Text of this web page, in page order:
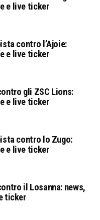
e live ticker
contro l’Ajoie:
e live ticker
gli ZSC Lions:
e live ticker
contro lo Zugo:
e live ticker
il Losanna: news,
ticker